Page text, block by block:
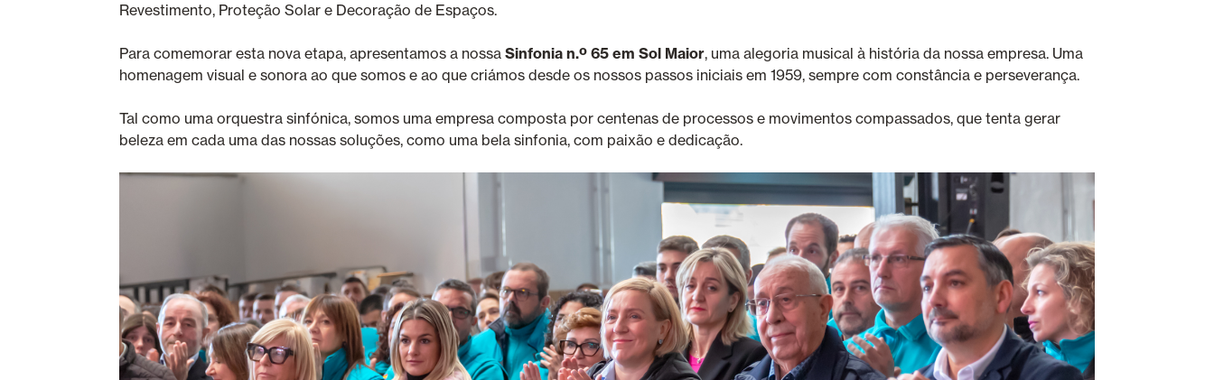
Revestimento, Proteção Solar e Decoração de Espaços.
Para comemorar esta nova etapa, apresentamos a nossa Sinfonia n.º 65 em Sol Maior, uma alegoria musical à história da nossa empresa. Uma
homenagem visual e sonora ao que somos e ao que criámos desde os nossos passos iniciais em 1959, sempre com constância e perseverança.
Tal como uma orquestra sinfónica, somos uma empresa composta por centenas de processos e movimentos compassados, que tenta gerar
beleza em cada uma das nossas soluções, como uma bela sinfonia, com paixão e dedicação.